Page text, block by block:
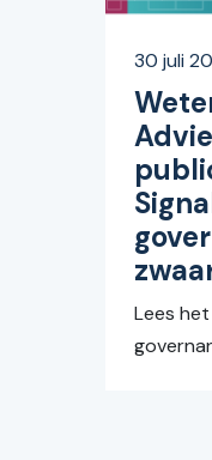
30 juli
Lees